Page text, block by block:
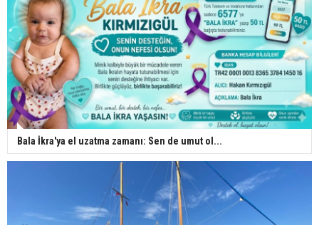
Bala İkra'ya el uzatma zamanı: Sen de umut ol...